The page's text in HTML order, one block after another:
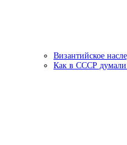
Византийское
Как в СССР думали